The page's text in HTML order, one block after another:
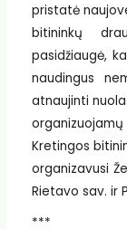
pristatė
bitininkų
pasidžiaugė,
naudingus
atnaujinti
Kretingos
organizavusi
Rietavo sav. ir
***